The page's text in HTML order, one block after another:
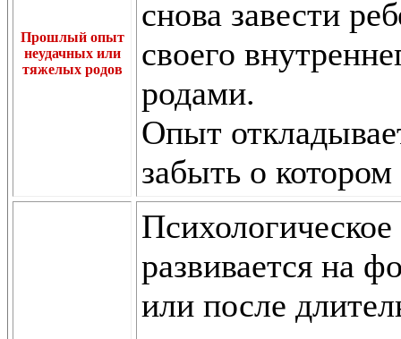
Прошлый опыт
неудачных или
тяжелых родов
снова завести
своего
родами.
Опыт
забыть о
развивается на
или после